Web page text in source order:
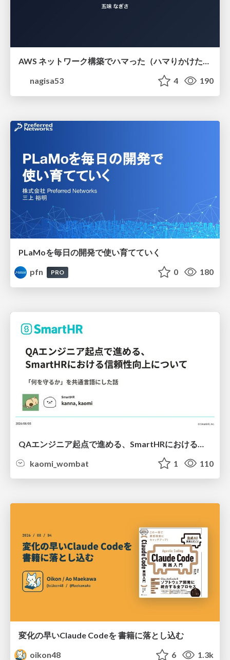
nagisa53
4 190
PLaMoを毎日の開発で使い育てていく
pfn
PRO 0 180
kaomi_wombat
1 110
変化の早いClaude Codeを 書籍に落とし込む
oikon48
6 1.3k